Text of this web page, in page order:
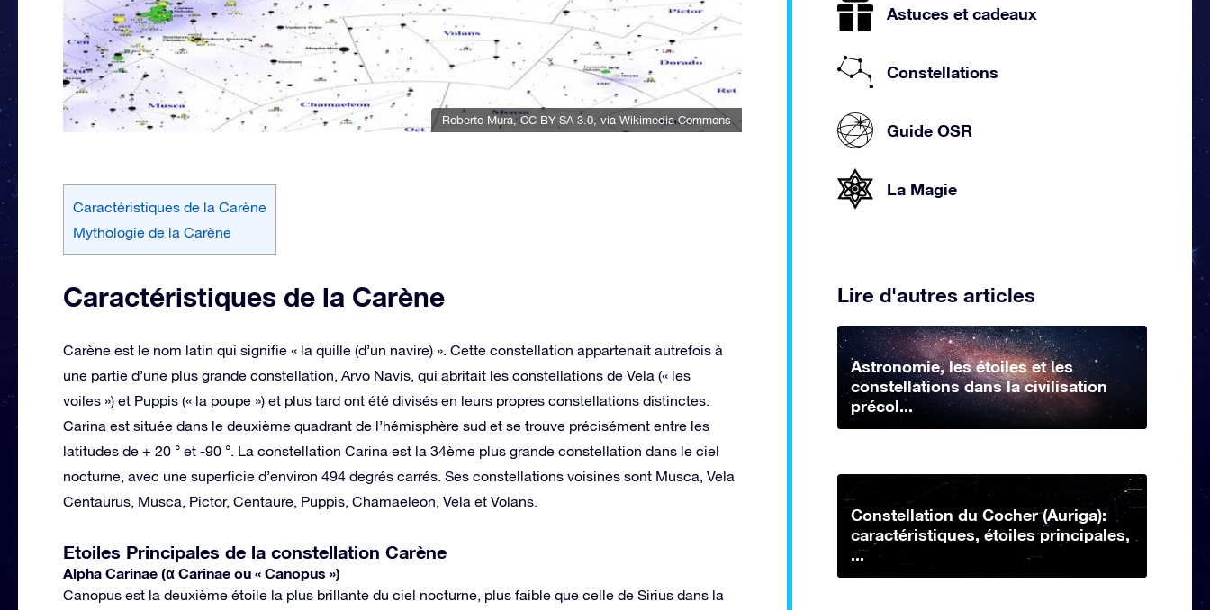
Roberto Mura , CC BY-SA 3.0 , via Wikimedia Commons
Caractéristiques de la Carène
Mythologie de la Carène
Caractéristiques de la Carène
Carène est le nom latin qui signifie « la quille (d’un navire) ». Cette constellation appartenait autrefois à
une partie d’une plus grande constellation, Arvo Navis, qui abritait les constellations de Vela (« les
voiles ») et Puppis (« la poupe ») et plus tard ont été divisés en leurs propres constellations distinctes.
Carina est située dans le deuxième quadrant de l’hémisphère sud et se trouve précisément entre les
latitudes de + 20 ° et -90 °. La constellation Carina est la 34ème plus grande constellation dans le ciel
nocturne, avec une superficie d’environ 494 degrés carrés. Ses constellations voisines sont Musca, Vela
Centaurus, Musca, Pictor, Centaure, Puppis, Chamaeleon, Vela et Volans.
Etoiles Principales de la constellation Carène
Alpha Carinae (α Carinae ou « Canopus »)
Canopus est la deuxième étoile la plus brillante du ciel nocturne, plus faible que celle de Sirius dans la
Astuces et cadeaux
Constellations
Guide OSR
La Magie
Lire d'autres articles
Astronomie, les étoiles et les
constellations dans la civilisation
précol...
Constellation du Cocher (Auriga):
caractéristiques, étoiles principales,
...